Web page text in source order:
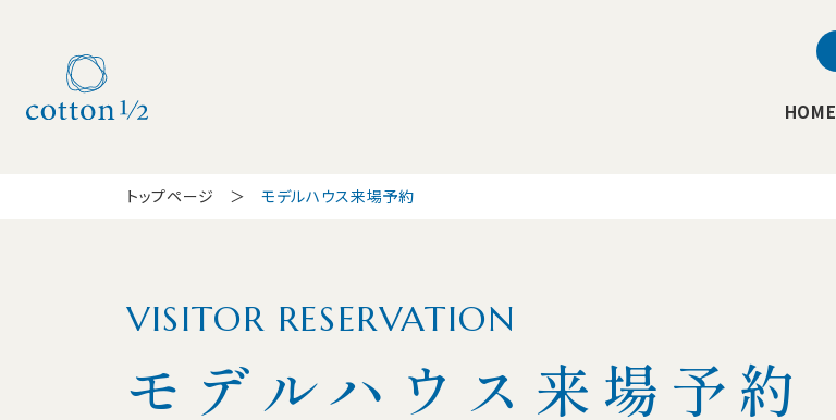
HOME
トップページ モデルハウス来場予約
VISITOR RESERVATION
モデルハウス来場予約